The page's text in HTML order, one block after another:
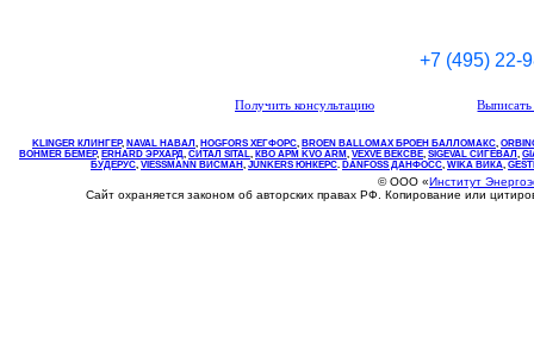
+7 (495) 22-
Получить консультацию
KLINGER КЛИНГЕР, NAVAL НАВАЛ , НOGFORS ХЕГФОРС, BROEN BALLOMAX БРОЕН БАЛЛОМАКС,
BOHMER БЕМЕР, ERHARD ЭРХАРД, СИТАЛ SITAL, КВО АРМ KVO ARM, VEXVE ВЕКСВЕ, SIGEVAL СИГЕВАЛ ,
БУДЕРУС, VIESSMANN ВИСМАН , JUNKERS ЮНКЕРС. DANFOSS ДАНФОСС, WIKA ВИКА,
© ООО «Институт
Сайт охраняется законом об авторских правах РФ. Копирование или